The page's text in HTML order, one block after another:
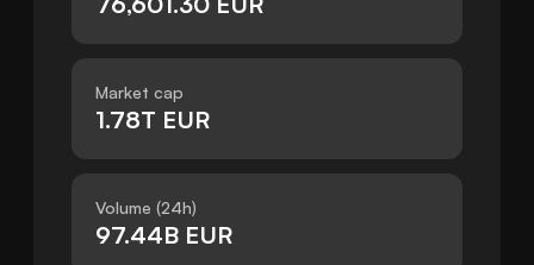
Market cap
1.78T EUR
Volume (24h)
97.44B EUR